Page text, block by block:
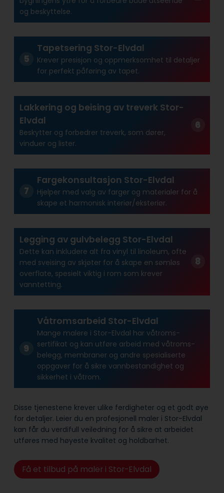
og beskyttelse.
Tapetsering Stor-Elvdal
Krever presisjon og oppmerksomhet til detaljer
for perfekt påføring av tapet.
Lakkering og beising av treverk Stor-
Elvdal
Beskytter og forbedrer treverk, som dører,
vinduer og lister.
Fargekonsultasjon Stor-Elvdal
Hjelper med valg av farger og materialer for å
skape et harmonisk interiør/eksteriør.
Legging av gulvbelegg Stor-Elvdal
Dette kan inkludere alt fra vinyl til linoleum, ofte
med sveising av skjøter for å skape en sømløs
overflate, spesielt viktig i rom som krever
vanntetting.
Våtromsarbeid Stor-Elvdal
Mange malere i Stor-Elvdal har våtroms­
sertifikat og kan utføre arbeid med våtroms­
belegg, membraner og andre spesialiserte
oppgaver for å sikre vann­bestandighet og
sikkerhet i våtrom.
Disse tjenestene krever ulike ferdigheter og et godt øye
for detaljer. Leier du en profesjonell maler i Stor-Elvdal
kan får du verdifull veiledning for å sikre at arbeidet
utføres med høyeste kvalitet og holdbarhet.
Få et tilbud på maler i Stor-Elvdal